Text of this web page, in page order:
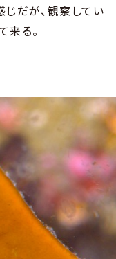
だが、観察してい
来る。